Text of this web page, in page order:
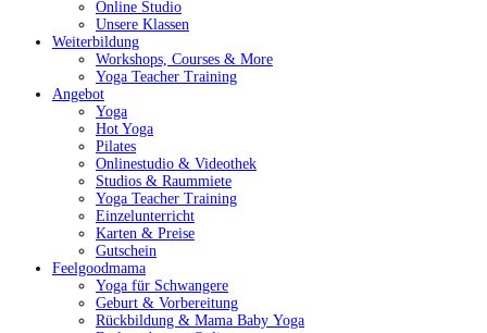
Online Studio
Unsere Klassen
Weiterbildung
Workshops, Courses & More
Yoga Teacher Training
Angebot
Yoga
Hot Yoga
Pilates
Onlinestudio & Videothek
Studios & Raummiete
Yoga Teacher Training
Einzelunterricht
Karten & Preise
Gutschein
Feelgoodmama
Yoga für Schwangere
Geburt & Vorbereitung
Rückbildung & Mama Baby Yoga